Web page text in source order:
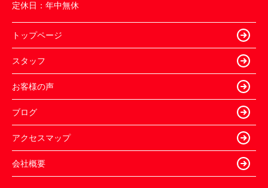
定休日： 年中無休
トップページ
スタッフ
お客様の声
ブログ
アクセスマップ
会社概要